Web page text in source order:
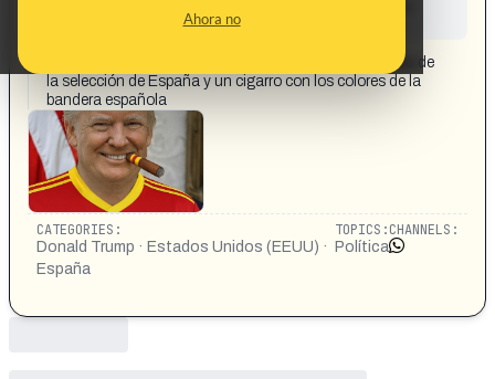
Ahora no
Una imagen muestra a Donald Trump con la camiseta de
la selección de España y un cigarro con los colores de la
bandera española
CATEGORIES:
Donald Trump · Estados Unidos (EEUU) ·
España
TOPICS:
Política
CHANNELS: